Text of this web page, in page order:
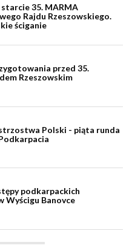
starcie 35. MARMA
Rajdu Rzeszowskiego.
ściganie
przed 35.
Rzeszowskim
Polski - piąta runda
podkarpackich
Wyścigu Banovce